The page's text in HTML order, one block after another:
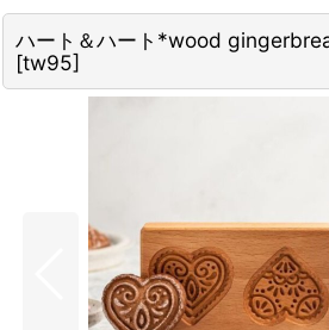
ハート＆ハート*wood
[tw95]